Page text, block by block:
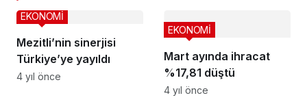
Mezitli’nin sinerjisi
Türkiye’ye yayıldı
EKONOMİ
4 yıl önce
Mart ayında ihracat
%17,81 düştü
EKONOMİ
4 yıl önce